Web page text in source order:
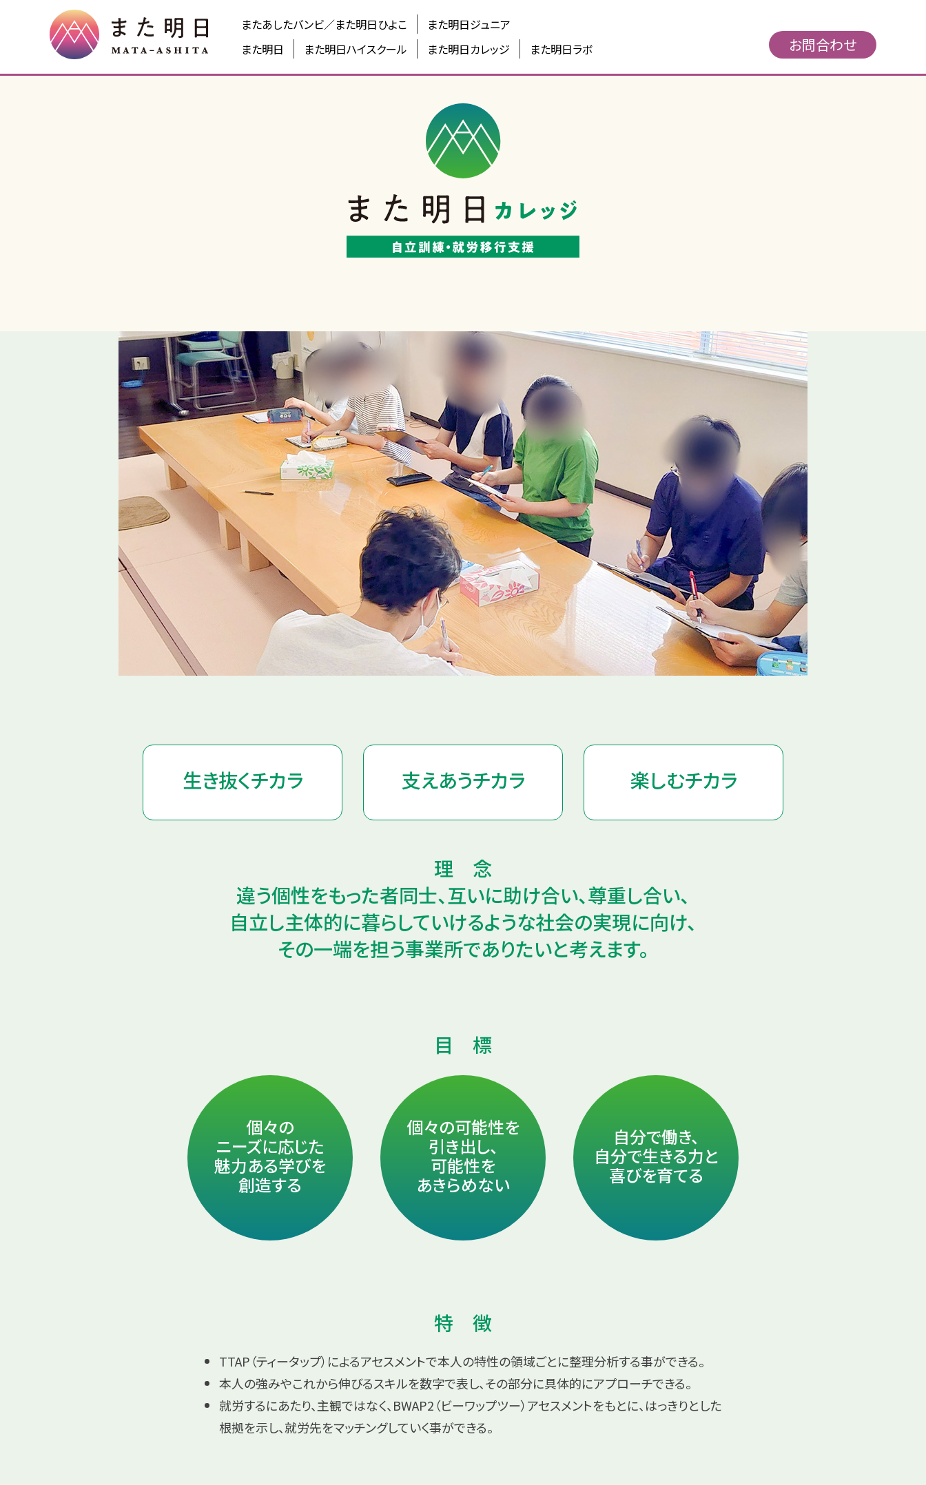
またあしたバンビ／また明日ひよこ
また明日ジュニア
また明日
また明日ハイスクール また明日カレッジ また明日ラボ お問合わせ
生き抜くチカラ 支えあうチカラ 楽しむチカラ
理 念
違う個性をもった者同士、互いに助け合い、尊重し合い、
自立し主体的に暮らしていけるような社会の実現に向け、
その一端を担う事業所でありたいと考えます。
目 標
個々の
ニーズに応じた
魅力ある学びを
創造する
個々の可能性を
引き出し、
可能性を
あきらめない
自分で働き、
自分で生きる力と
喜びを育てる
特 徴
TTAP（ティータップ）によるアセスメントで本人の特性の領域ごとに整理分析する事ができる。
本人の強みやこれから伸びるスキルを数字で表し、その部分に具体的にアプローチできる。
就労するにあたり、主観ではなく、BWAP2（ビーワップツー）アセスメントをもとに、はっきりとした
根拠を示し、就労先をマッチングしていく事ができる。